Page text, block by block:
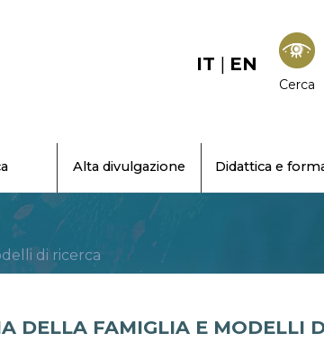
IT | EN
Cerca
Alta divulgazione Didattica e
di ricerca
DELLA FAMIGLIA E MODELLI